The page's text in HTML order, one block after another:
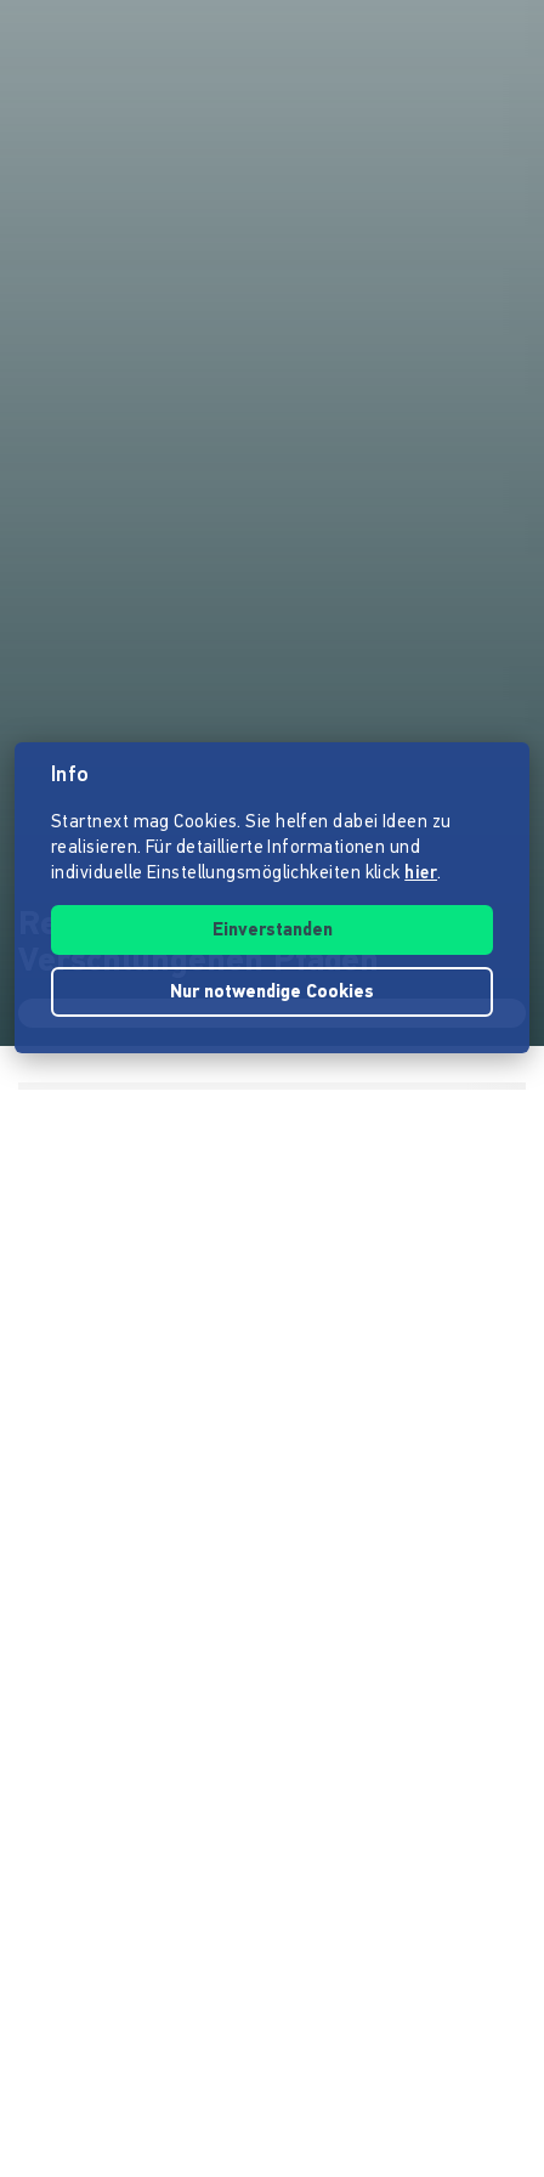
Reikas Zweites Album: Auf
Verschlungenen Pfaden
Info
Startnext mag Cookies. Sie helfen dabei Ideen zu
realisieren. Für detaillierte Informationen und
individuelle Einstellungsmöglichkeiten klick hier.
Einverstanden
Nur notwendige Cookies